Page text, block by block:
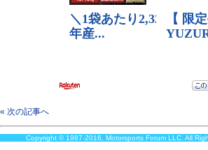
« 次の記事へ
Copyright © 1987-2016, Motorsports Forum LLC. All